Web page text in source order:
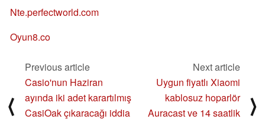
Nte.perfectworld.com
Oyun8.co
⟨
Previous article
Casio'nun Haziran
ayında iki adet karartılmış
CasiOak çıkaracağı iddia
Next article
Uygun fiyatlı Xiaomi
kablosuz hoparlör
Auracast ve 14 saatlik
⟩